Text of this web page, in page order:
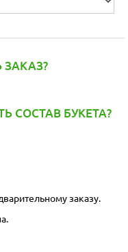
СОСТАВ БУКЕТА?
заказу.